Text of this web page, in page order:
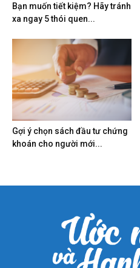
Bạn muốn tiết kiệm? Hãy tránh
xa ngay 5 thói quen...
Gợi ý chọn sách đầu tư chứng
khoán cho người mới...